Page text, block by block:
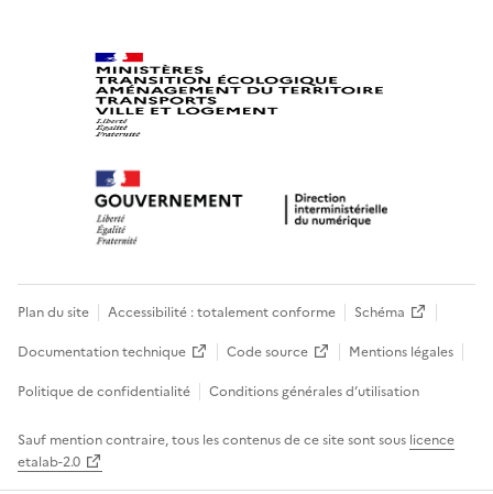
Plan du site Accessibilité : totalement conforme
Schéma
Documentation technique
Code source
Mentions légales
Politique de confidentialité
Conditions générales d’utilisation
Sauf mention contraire, tous les contenus de ce site sont sous licence
etalab-2.0